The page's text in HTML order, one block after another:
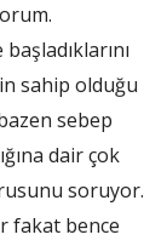
sahip olduğu
sebep
dair çok
soruyor.
fakat bence